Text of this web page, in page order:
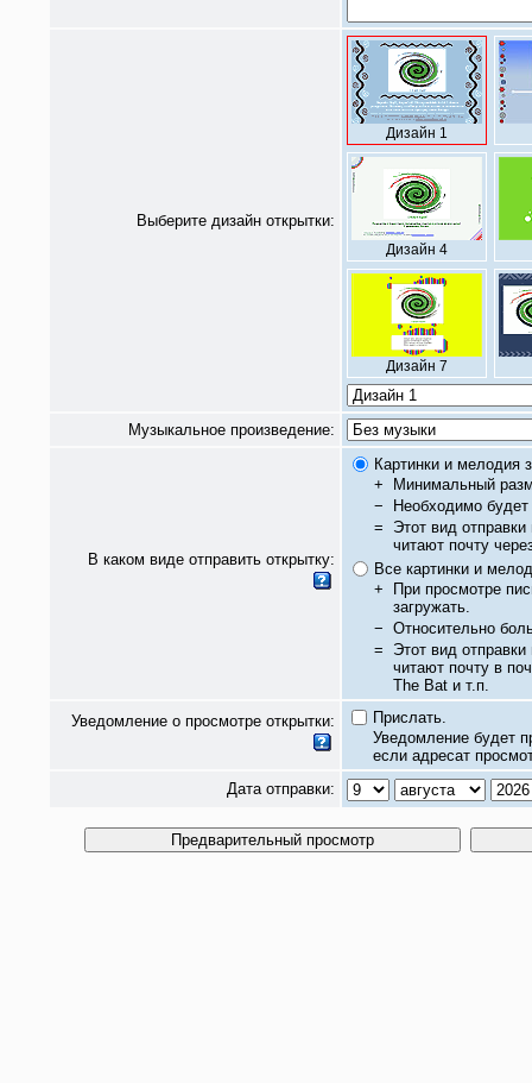
Выберите дизайн открытки:
Дизайн 1
Дизайн 4
Дизайн 7
Музыкальное произведение:
В каком виде отправить открытку:
Картинки и мелодия
+
Минимальный
−
Необходимо будет
= Этот вид
читают почту
Все картинки и
+
При просмотре
загружать.
− Относительно
= Этот вид
читают почту в
The Bat и т.п.
Уведомление о просмотре открытки:
Прислать.
Уведомление будет
если адресат
Дата отправки: